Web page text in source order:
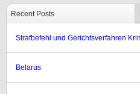
Recent Posts
Strafbefehl und Gerichtsverfahren
Belarus